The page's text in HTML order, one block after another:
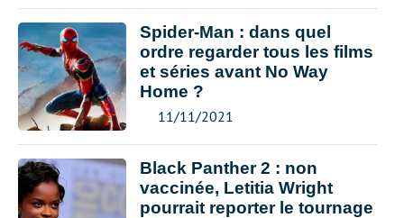
Spider-Man : dans quel
ordre regarder tous les films
et séries avant No Way
Home ?
11/11/2021
Black Panther 2 : non
vaccinée, Letitia Wright
pourrait reporter le tournage